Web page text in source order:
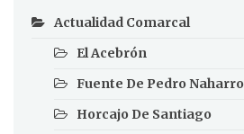
Actualidad Comarcal
El Acebrón
Fuente De Pedro Naharro
Horcajo De Santiago